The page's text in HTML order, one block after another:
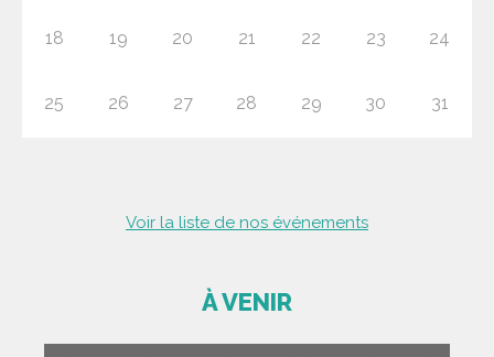
18 19 20 21 22 23 24
25 26 27 28 29 30 31
Voir la liste de nos événements
À VENIR